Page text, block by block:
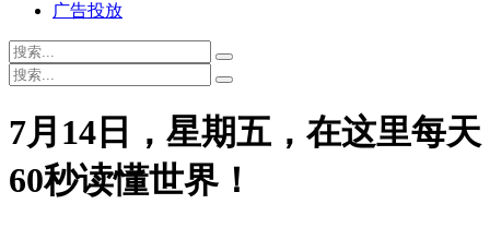
广告投放
7月14日，星期五，在这里每天
60秒读懂世界！